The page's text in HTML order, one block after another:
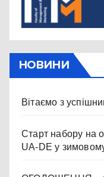
НОВИНИ
Вітаємо з
Старт набору на
UA-DE у